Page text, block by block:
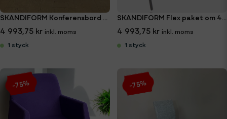
SKANDIFORM Konferensbord 160x80cm
4 993,75 kr
1 styck
SKANDIFORM Flex paket om 4st
4 993,75 kr
1 styck
-75% -75%